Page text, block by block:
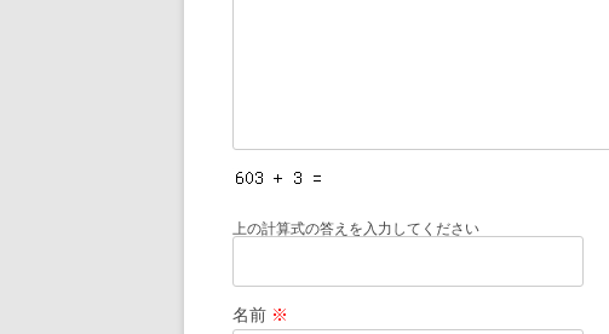
上の計算式の答えを入力してください
名前 ※